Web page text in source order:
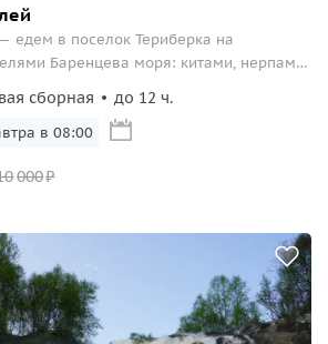
едем в поселок Териберка на
Баренцева моря: китами, нерпами,
сборная до 12 ч.
в 08:00
000₽